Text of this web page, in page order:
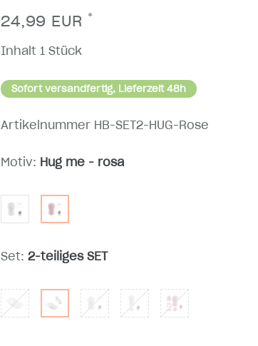
24,99 EUR *
Inhalt 1 Stück
Sofort versandfertig, Lieferzeit 48h
Artikelnummer HB-SET2-HUG-Rose
Motiv: Hug me - rosa
Set: 2-teiliges SET